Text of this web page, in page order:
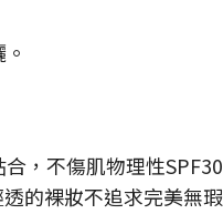
，不傷肌物理性
的裸妝不追求完美無